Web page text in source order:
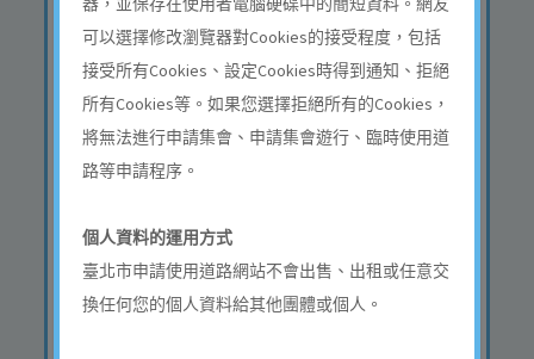
號
申請類型
地點
士林區天母北路６６號 自
門牌號至門牌號
申請類型
申請類型
地點
信義區光復南路419號 自門
可以選擇修改瀏覽器對Cookies的接受程度，包括
接受所有Cookies、設定Cookies時得到通知、拒絕
所有Cookies等。如果您選擇拒絕所有的Cookies，
將無法進行申請集會、申請集會遊行、臨時使用道
路等申請程序。
個人資料的運用方式
臺北市申請使用道路網站不會出售、出租或任意交
換任何您的個人資料給其他團體或個人。